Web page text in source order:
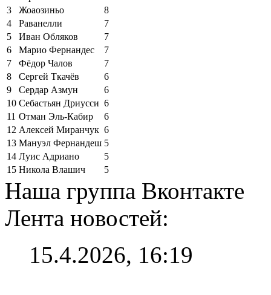
3
Жоаозиньо
8
4
Раванелли
7
5
Иван Обляков
7
6
Марио Фернандес
7
7
Фёдор Чалов
7
8
Сергей Ткачёв
6
9
Сердар Азмун
6
10 Себастьян Дриусси 6
11 Отман Эль-Кабир
6
12 Алексей Миранчук 6
13 Мануэл Фернандеш 5
14 Луис Адриано
5
15 Никола Влашич 5
Наша группа Вконтакте
Лента новостей:
15.4.2026, 16:19